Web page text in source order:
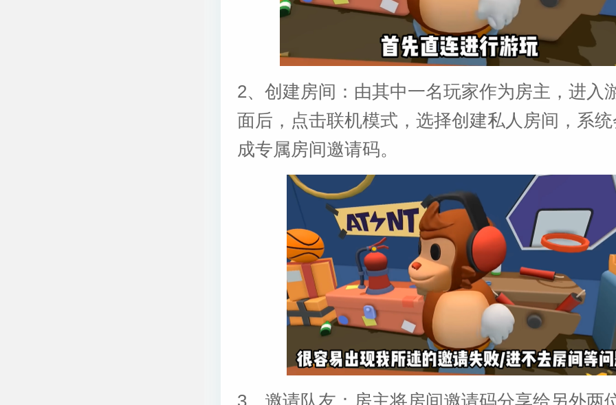
2、创建房间：由其中一名玩家作为房主，进入
面后，点击联机模式，选择创建私人房间，系
成专属房间邀请码。
3、邀请队友：房主将房间邀请码分享给另外两